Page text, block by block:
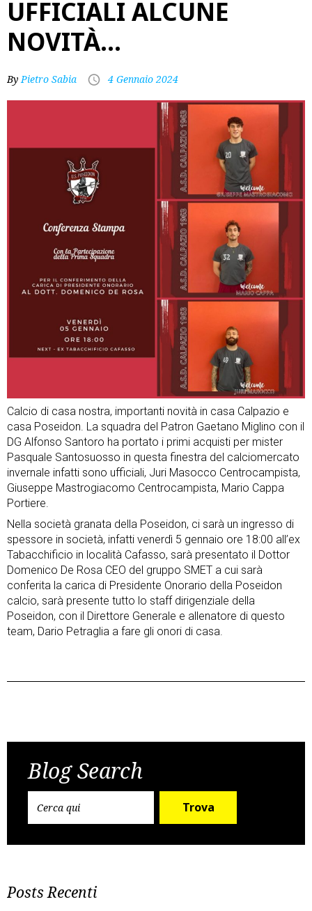
UFFICIALI ALCUNE
NOVITÀ…
ByPietro Sabia 4 Gennaio 2024
Calcio di casa nostra, importanti novità in casa Calpazio e
casa Poseidon. La squadra del Patron Gaetano Miglino con il
DG Alfonso Santoro ha portato i primi acquisti per mister
Pasquale Santosuosso in questa finestra del calciomercato
invernale infatti sono ufficiali, Juri Masocco Centrocampista,
Giuseppe Mastrogiacomo Centrocampista, Mario Cappa
Portiere.
Nella società granata della Poseidon, ci sarà un ingresso di
spessore in società, infatti venerdì 5 gennaio ore 18:00 all’ex
Tabacchificio in località Cafasso, sarà presentato il Dottor
Domenico De Rosa CEO del gruppo SMET a cui sarà
conferita la carica di Presidente Onorario della Poseidon
calcio, sarà presente tutto lo staff dirigenziale della
Poseidon, con il Direttore Generale e allenatore di questo
team, Dario Petraglia a fare gli onori di casa.
navigation
Blog Search
Trova
Posts Recenti